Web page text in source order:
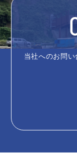
当社へのお問